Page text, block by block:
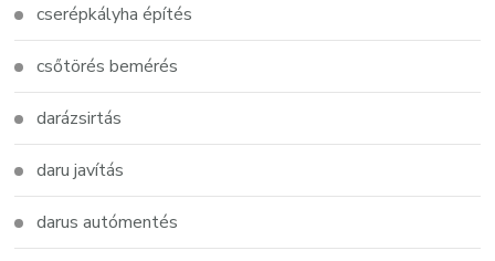
cserépkályha építés
csőtörés bemérés
darázsirtás
daru javítás
darus autómentés